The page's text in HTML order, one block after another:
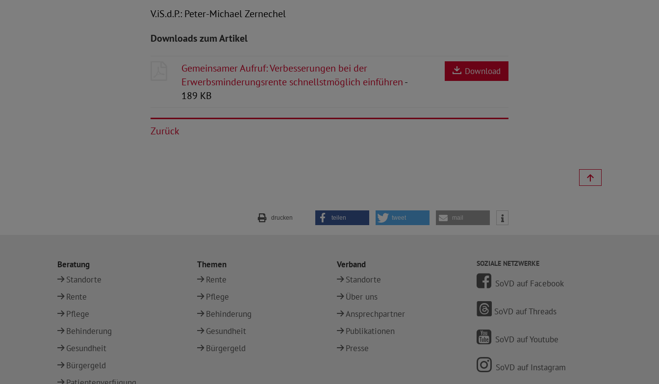
V.iS.d.P.: Peter-Michael Zernechel
Downloads zum Artikel
Gemeinsamer Aufruf: Verbesserungen bei der
Erwerbsminderungsrente schnellstmöglich einführen-
189 KB
Download
Zurück
drucken teilen tweet mail
Beratung
Standorte
Rente
Pflege
Behinderung
Gesundheit
Bürgergeld
Themen
Rente
Pflege
Behinderung
Gesundheit
Bürgergeld
Verband
Standorte
Über uns
Ansprechpartner
Publikationen
Presse
SOZIALE NETZWERKE
SoVD auf Facebook
SoVD auf Threads
SoVD auf Youtube
SoVD auf Instagram